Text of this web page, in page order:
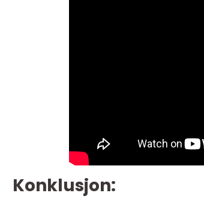
Konklusjon: